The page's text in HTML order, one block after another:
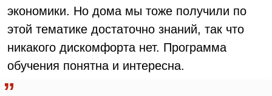
экономики. Но дома мы тоже получили по
этой тематике достаточно знаний, так что
никакого дискомфорта нет. Программа
обучения понятна и интересна.